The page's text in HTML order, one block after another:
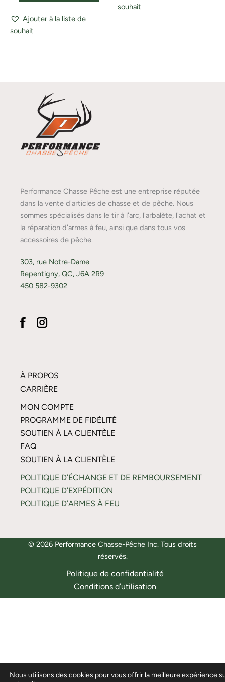
Ajouter à la liste de
souhait
souhait
Performance Chasse Pêche est une entreprise réputée
dans la vente d'articles de chasse et de pêche. Nous
sommes spécialisés dans le tir à l'arc, l'arbalète, l'achat et
la réparation d'armes à feu, ainsi que dans tous vos
accessoires de pêche.
303, rue Notre-Dame
Repentigny, QC, J6A 2R9
450 582-9302
À PROPOS
CARRIÈRE
MON COMPTE
PROGRAMME DE FIDÉLITÉ
SOUTIEN À LA CLIENTÈLE
FAQ
SOUTIEN À LA CLIENTÈLE
POLITIQUE D’ÉCHANGE ET DE REMBOURSEMENT
POLITIQUE D’EXPÉDITION
POLITIQUE D’ARMES À FEU
© 2026 Performance Chasse-Pêche Inc. Tous droits
réservés.
Politique de confidentialité
Conditions d’utilisation
Nous utilisons des cookies pour vous offrir la meilleure expérience